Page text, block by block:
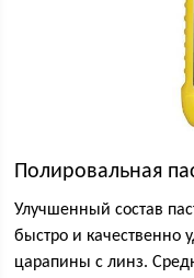
Полировальная
Улучшенный состав
быстро и качественно
царапины с линз.